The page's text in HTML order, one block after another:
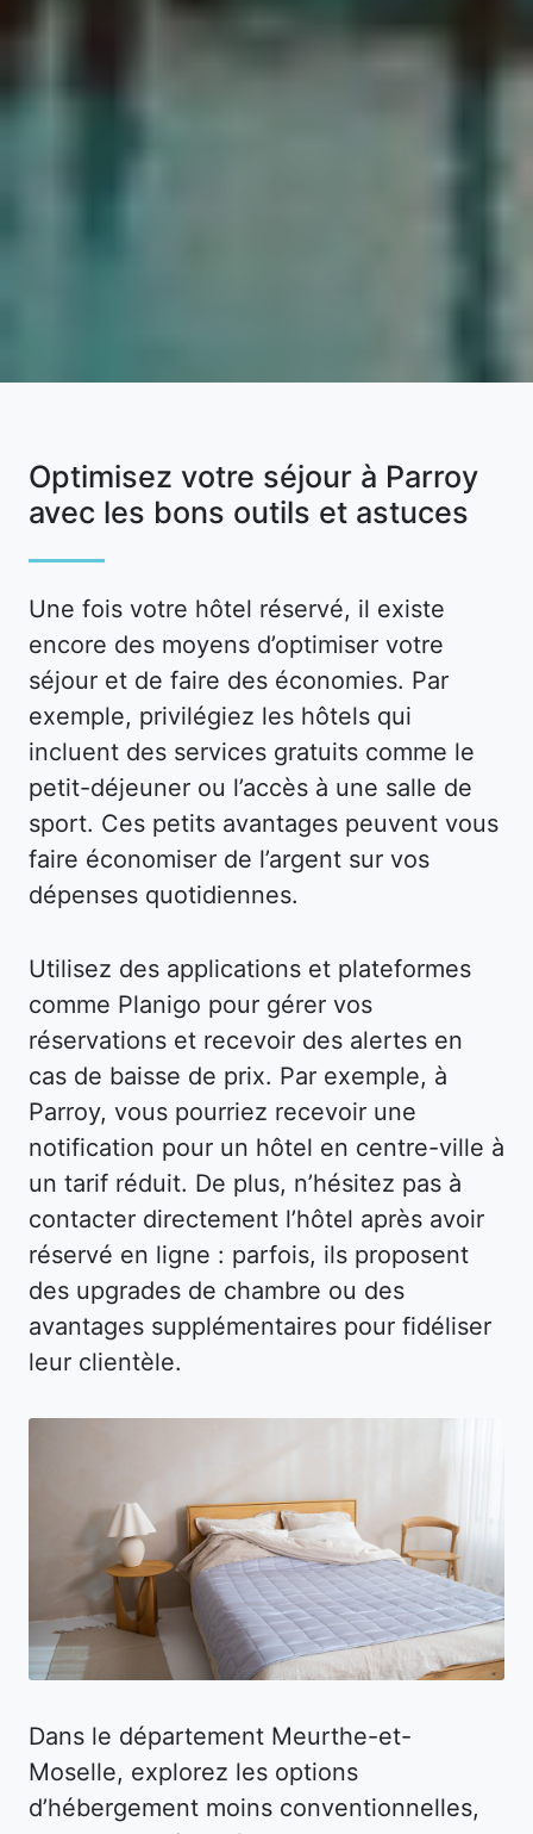
Optimisez votre séjour à Parroy
avec les bons outils et astuces
Une fois votre hôtel réservé, il existe
encore des moyens d’optimiser votre
séjour et de faire des économies. Par
exemple, privilégiez les hôtels qui
incluent des services gratuits comme le
petit-déjeuner ou l’accès à une salle de
sport. Ces petits avantages peuvent vous
faire économiser de l’argent sur vos
dépenses quotidiennes.
Utilisez des applications et plateformes
comme Planigo pour gérer vos
réservations et recevoir des alertes en
cas de baisse de prix. Par exemple, à
Parroy, vous pourriez recevoir une
notification pour un hôtel en centre-ville à
un tarif réduit. De plus, n’hésitez pas à
contacter directement l’hôtel après avoir
réservé en ligne : parfois, ils proposent
des upgrades de chambre ou des
avantages supplémentaires pour fidéliser
leur clientèle.
Dans le département Meurthe-et-
Moselle, explorez les options
d’hébergement moins conventionnelles,